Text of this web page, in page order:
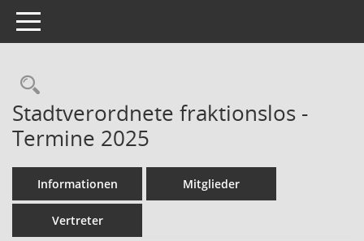
Toggle navigation
Rechercheauswahl
Stadtverordnete fraktionslos -
Termine 2025
Informationen Mitglieder
Vertreter